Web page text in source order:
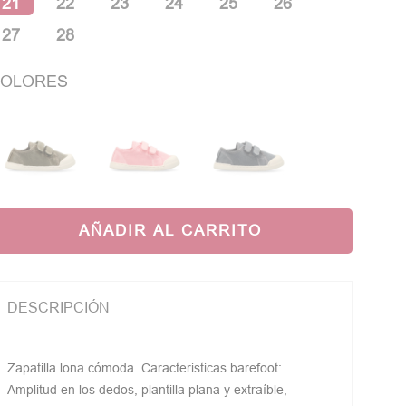
27
28
AÑADIR AL CARRITO
DESCRIPCIÓN
Zapatilla lona cómoda. Caracteristicas barefoot:
Amplitud en los dedos, plantilla plana y extraíble,